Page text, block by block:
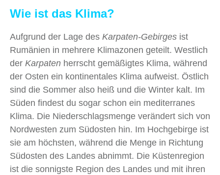
Wie ist das Klima?
Aufgrund der Lage des Karpaten-Gebirges ist
Rumänien in mehrere Klimazonen geteilt. Westlich
der Karpaten herrscht gemäßigtes Klima, während
der Osten ein kontinentales Klima aufweist. Östlich
sind die Sommer also heiß und die Winter kalt. Im
Süden findest du sogar schon ein mediterranes
Klima. Die Niederschlagsmenge verändert sich von
Nordwesten zum Südosten hin. Im Hochgebirge ist
sie am höchsten, während die Menge in Richtung
Südosten des Landes abnimmt. Die Küstenregion
ist die sonnigste Region des Landes und mit ihren